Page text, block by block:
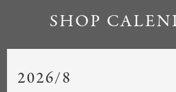
SHOP
2026/8